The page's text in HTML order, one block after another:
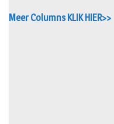
Meer Columns KLIK HIER>>